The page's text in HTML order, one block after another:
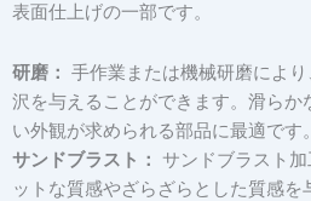
表面仕上げの一部です。
研磨： 手作業または機械研磨によ
沢を与えることができます。滑らか
い外観が求められる部品に最適です。
サンドブラスト： サンドブラスト
ットな質感やざらざらとした質感を